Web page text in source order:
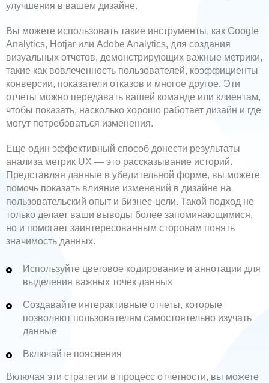
улучшения в вашем дизайне.
Вы можете использовать такие инструменты, как Google
Analytics, Hotjar или Adobe Analytics, для создания
визуальных отчетов, демонстрирующих важные метрики,
такие как вовлеченность пользователей, коэффициенты
конверсии, показатели отказов и многое другое. Эти
отчеты можно передавать вашей команде или клиентам,
чтобы показать, насколько хорошо работает дизайн и где
могут потребоваться изменения.
Еще один эффективный способ донести результаты
анализа метрик UX — это рассказывание историй.
Представляя данные в убедительной форме, вы можете
помочь показать влияние изменений в дизайне на
пользовательский опыт и бизнес-цели. Такой подход не
только делает ваши выводы более запоминающимися,
но и помогает заинтересованным сторонам понять
значимость данных.
Используйте цветовое кодирование и аннотации для
выделения важных точек данных
Создавайте интерактивные отчеты, которые
позволяют пользователям самостоятельно изучать
данные
Включайте пояснения
Включая эти стратегии в процесс отчетности, вы можете